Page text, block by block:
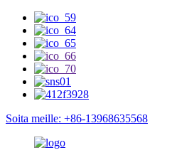
Soita meille: +86-13968635568